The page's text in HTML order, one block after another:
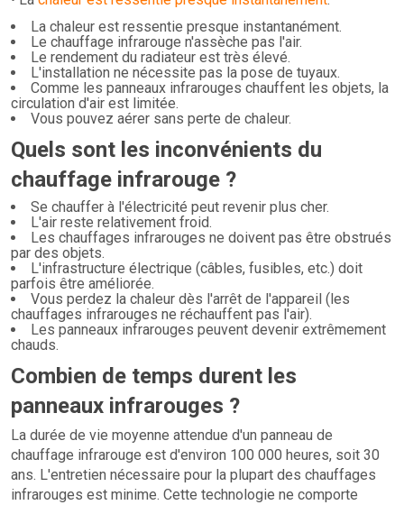
La chaleur est ressentie presque instantanément.
Le chauffage infrarouge n'assèche pas l'air.
Le rendement du radiateur est très élevé.
L'installation ne nécessite pas la pose de tuyaux.
Comme les panneaux infrarouges chauffent les objets, la
circulation d'air est limitée.
Vous pouvez aérer sans perte de chaleur.
Quels sont les inconvénients du
chauffage infrarouge ?
Se chauffer à l'électricité peut revenir plus cher.
L'air reste relativement froid.
Les chauffages infrarouges ne doivent pas être obstrués
par des objets.
L'infrastructure électrique (câbles, fusibles, etc.) doit
parfois être améliorée.
Vous perdez la chaleur dès l'arrêt de l'appareil (les
chauffages infrarouges ne réchauffent pas l'air).
Les panneaux infrarouges peuvent devenir extrêmement
chauds.
Combien de temps durent les
panneaux infrarouges ?
La durée de vie moyenne attendue d'un panneau de
chauffage infrarouge est d'environ 100 000 heures, soit 30
ans. L'entretien nécessaire pour la plupart des chauffages
infrarouges est minime. Cette technologie ne comporte